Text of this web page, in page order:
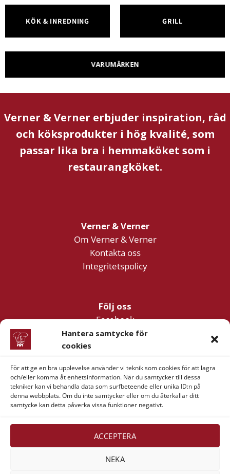
Hantera samtycke för
cookies
För att ge en bra upplevelse använder vi teknik som cookies för att lagra
och/eller komma åt enhetsinformation. När du samtycker till dessa
tekniker kan vi behandla data som surfbeteende eller unika ID:n på
denna webbplats. Om du inte samtycker eller om du återkallar ditt
samtycke kan detta påverka vissa funktioner negativt.
ACCEPTERA
NEKA
KÖK & INREDNING GRILL
VARUMÄRKEN
Verner & Verner erbjuder inspiration, råd
och köksprodukter i hög kvalité, som
passar lika bra i hemmaköket som i
restaurangköket.
Verner & Verner
Om Verner & Verner
Kontakta oss
Integritetspolicy
Följ oss
Facebook
Instagram
Företagsinformation
Verner & Verner Nordstan AB
Lilla Klädpressaregatan 11
411 05 Göteborg